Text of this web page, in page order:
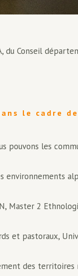
du Conseil
le cadre
pouvons les
Master 2
et pastoraux,
des territoires